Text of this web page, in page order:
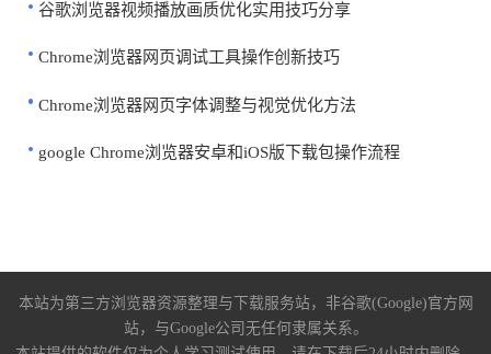
谷歌浏览器视频播放画质优化实用技巧分享
Chrome浏览器网页调试工具操作创新技巧
Chrome浏览器网页字体调整与视觉优化方法
google Chrome浏览器安卓和iOS版下载包操作流程
本站为第三方浏览器资源整理与下载服务站，非谷歌(Google)官方网
站，与Google公司无任何隶属关系。